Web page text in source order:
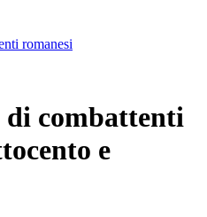
romanesi
di combattenti
e